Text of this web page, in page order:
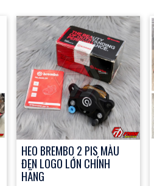
HEO BREMBO 2 PIS MÀU
ĐEN LOGO LỚN CHÍNH
HÃNG